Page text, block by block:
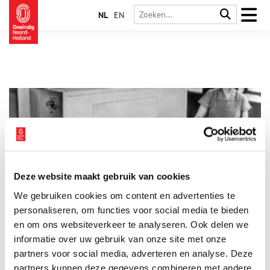
Deze website maakt gebruik van cookies
We gebruiken cookies om content en advertenties te
personaliseren, om functies voor social media te bieden
en om ons websiteverkeer te analyseren. Ook delen we
informatie over uw gebruik van onze site met onze
partners voor social media, adverteren en analyse. Deze
partners kunnen deze gegevens combineren met andere
NL EN
Toen Ericus Verkade in 1886 de Verkadefabriek oprichtte, wist
hij niet dat zijn familiebedrijf ooit bekend zou komen te staan
om de heerlijke koekjes en chocolade. De fabriek maakte
aanvankelijk slechts brood, beschuit en ontbijtkoek, maar daar
zou gauw verandering in komen. Hoe konden de biscuitjes en
chocoladerepen van Verkade tot zo’n begrip uitgroeien? En
misschien nog wel belangrijker: hoe werden ze eigenlijk